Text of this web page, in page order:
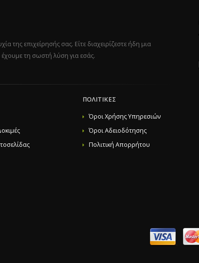
της επιχείρησής σας. Είτε διαχειρίζεστε ήδη μια
έχουμε τη σωστή λύση για εσάς.
ΠΟΛΙΤΙΚΈΣ
Όροι Χρήσης Υπηρεσιών
Όροι Αδειοδότησης
Πολιτική Απορρήτου